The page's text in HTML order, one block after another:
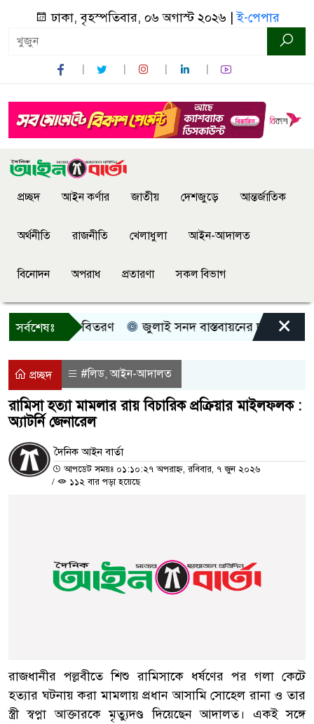
ঢাকা, বৃহস্পতিবার, ০৬ অগাস্ট ২০২৬ |ই-পেপার
প্রচ্ছদ আইন কর্ণার জাতীয় দেশজুড়ে আন্তর্জাতিক
অর্থনীতি রাজনীতি খেলাধুলা আইন-আদালত
বিনোদন অপরাধ প্রতারণা সকল বিভাগ
সর্বশেষঃ
নগদ সহায়তা বিতরণ জুলাই সনদ বাস্তবায়নের দাবিতে×
প্রচ্ছদ #লিড,আইন-আদালত
রামিসা হত্যা মামলার রায় বিচারিক প্রক্রিয়ার মাইলফলক :
অ্যাটর্নি জেনারেল
দৈনিক আইন বার্তা
আপডেট সময়ঃ ০১:১০:২৭ অপরাহ্ন, রবিবার, ৭ জুন ২০২৬
/
১১২ বার পড়া হয়েছে
রাজধানীর পল্লবীতে শিশু রামিসাকে ধর্ষণের পর গলা কেটে
হত্যার ঘটনায় করা মামলায় প্রধান আসামি সোহেল রানা ও তার
স্ত্রী স্বপ্না আক্তারকে মৃত্যুদণ্ড দিয়েছেন আদালত। একই সঙ্গে